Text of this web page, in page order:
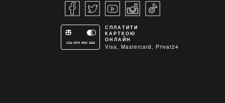
1234 5678 9012 3456
СПЛАТИТИ
КАРТКОЮ
ОНЛАЙН
Visa, Mastercard, Privat24